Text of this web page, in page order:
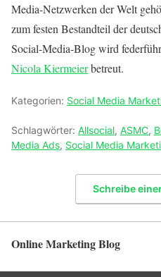
Media-Netzwerken der Welt
zum festen Bestandteil der
Social-Media-Blog wird
Nicola Kiermeierbetreut.
Kategorien: Social Media
Schlagwörter: Allsocial, ASMC,
Media Ads, Social Media
Schreibe
Online Marketing Blog